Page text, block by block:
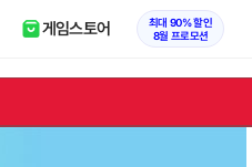
게임스토어
최대 90% 할인
8월 프로모션